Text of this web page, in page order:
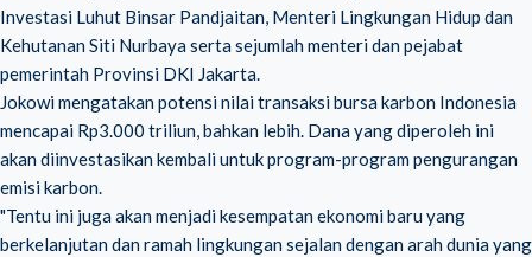
Investasi Luhut Binsar Pandjaitan, Menteri Lingkungan Hidup dan
Kehutanan Siti Nurbaya serta sejumlah menteri dan pejabat
pemerintah Provinsi DKI Jakarta.
Jokowi mengatakan potensi nilai transaksi bursa karbon Indonesia
mencapai Rp3.000 triliun, bahkan lebih. Dana yang diperoleh ini
akan diinvestasikan kembali untuk program-program pengurangan
emisi karbon.
"Tentu ini juga akan menjadi kesempatan ekonomi baru yang
berkelanjutan dan ramah lingkungan sejalan dengan arah dunia yang